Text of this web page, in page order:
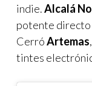
indie.Alcalá
potente directo
CerróArtemas
tintes